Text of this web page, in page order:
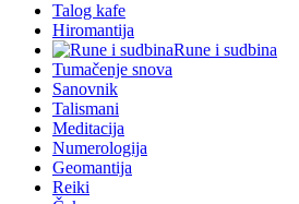
Talog kafe
Hiromantija
Rune i sudbina
Tumačenje snova
Sanovnik
Talismani
Meditacija
Numerologija
Geomantija
Reiki